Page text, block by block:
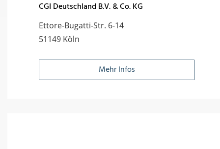
CGI Deutschland B.V. & Co. KG
Ettore-Bugatti-Str. 6-14
51149 Köln
Mehr Infos